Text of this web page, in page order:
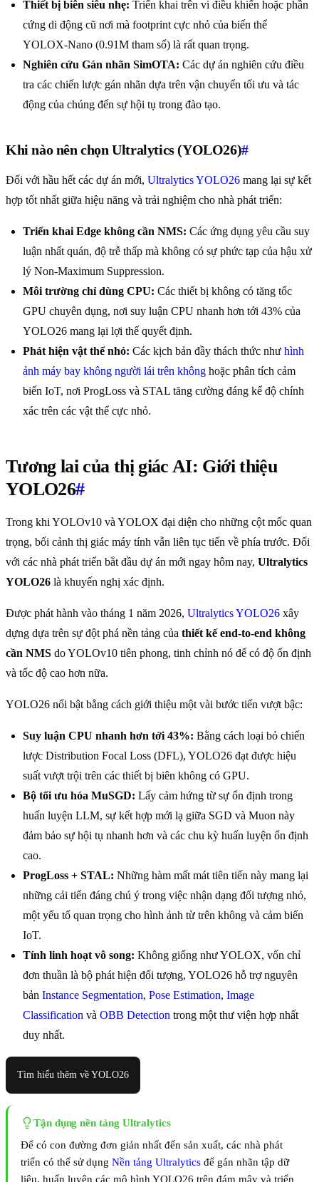
Thiết bị biên siêu nhẹ: Triển khai trên vi điều khiển hoặc phần
cứng di động cũ nơi mà footprint cực nhỏ của biến thể
YOLOX-Nano (0.91M tham số) là rất quan trọng.
Nghiên cứu Gán nhãn SimOTA: Các dự án nghiên cứu điều
tra các chiến lược gán nhãn dựa trên vận chuyển tối ưu và tác
động của chúng đến sự hội tụ trong đào tạo.
Khi nào nên chọn Ultralytics (YOLO26)#
Đối với hầu hết các dự án mới, Ultralytics YOLO26 mang lại sự kết
hợp tốt nhất giữa hiệu năng và trải nghiệm cho nhà phát triển:
Triển khai Edge không cần NMS: Các ứng dụng yêu cầu suy
luận nhất quán, độ trễ thấp mà không có sự phức tạp của hậu xử
lý Non-Maximum Suppression.
Môi trường chỉ dùng CPU: Các thiết bị không có tăng tốc
GPU chuyên dụng, nơi suy luận CPU nhanh hơn tới 43% của
YOLO26 mang lại lợi thế quyết định.
Phát hiện vật thể nhỏ: Các kịch bản đầy thách thức như hình
ảnh máy bay không người lái trên không hoặc phân tích cảm
biến IoT, nơi ProgLoss và STAL tăng cường đáng kể độ chính
xác trên các vật thể cực nhỏ.
Tương lai của thị giác AI: Giới thiệu
YOLO26#
Trong khi YOLOv10 và YOLOX đại diện cho những cột mốc quan
trọng, bối cảnh thị giác máy tính vẫn liên tục tiến về phía trước. Đối
với các nhà phát triển bắt đầu dự án mới ngay hôm nay, Ultralytics
YOLO26 là khuyến nghị xác định.
Được phát hành vào tháng 1 năm 2026, Ultralytics YOLO26 xây
dựng dựa trên sự đột phá nền tảng của thiết kế end-to-end không
cần NMS do YOLOv10 tiên phong, tinh chỉnh nó để có độ ổn định
và tốc độ cao hơn nữa.
YOLO26 nổi bật bằng cách giới thiệu một vài bước tiến vượt bậc:
Suy luận CPU nhanh hơn tới 43%: Bằng cách loại bỏ chiến
lược Distribution Focal Loss (DFL), YOLO26 đạt được hiệu
suất vượt trội trên các thiết bị biên không có GPU.
Bộ tối ưu hóa MuSGD: Lấy cảm hứng từ sự ổn định trong
huấn luyện LLM, sự kết hợp mới lạ giữa SGD và Muon này
đảm bảo sự hội tụ nhanh hơn và các chu kỳ huấn luyện ổn định
cao.
ProgLoss + STAL: Những hàm mất mát tiên tiến này mang lại
những cải tiến đáng chú ý trong việc nhận dạng đối tượng nhỏ,
một yếu tố quan trọng cho hình ảnh từ trên không và cảm biến
IoT.
Tính linh hoạt vô song: Không giống như YOLOX, vốn chỉ
đơn thuần là bộ phát hiện đối tượng, YOLO26 hỗ trợ nguyên
bản Instance Segmentation, Pose Estimation, Image
Classification và OBB Detection trong một thư viện hợp nhất
duy nhất.
Tìm hiểu thêm về YOLO26
Tận dụng nền tảng Ultralytics
Để có con đường đơn giản nhất đến sản xuất, các nhà phát
triển có thể sử dụng Nền tảng Ultralytics để gán nhãn tập dữ
liệu, huấn luyện các mô hình YOLO26 trên đám mây và triển